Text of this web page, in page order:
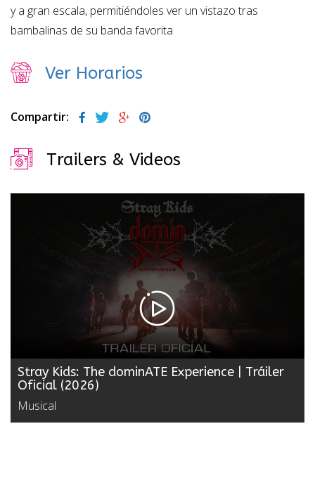
y a gran escala, permitiéndoles ver un vistazo tras
bambalinas de su banda favorita
Ver Horarios
Compartir:
Trailers & Videos
Stray Kids: The dominATE Experience | Tráiler
Oficial (2026)
Musical